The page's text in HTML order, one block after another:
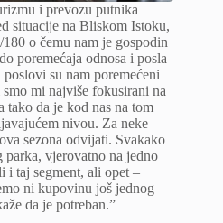
i prevozu putnika
situacije na Bliskom Istoku,
o čemu nam je gospodin
poremećaja odnosa i posla
su nam poremećeni
mi najviše fokusirani na
tako da je kod nas na tom
nivou. Za neke
sezona odvijati. Svakako
parka, vjerovatno na jedno
i taj segment, ali opet –
ni kupovinu još jednog
da je potreban.”